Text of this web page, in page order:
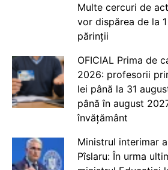
Multe cercuri de
vor dispărea de la
părinții
OFICIAL Prima de
2026: profesorii
lei până la 31
până în august
învățământ
Ministrul interimar
Pîslaru: În urma